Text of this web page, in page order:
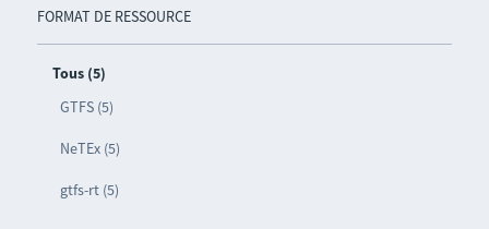
FORMAT DE RESSOURCE
Tous (5)
GTFS (5)
NeTEx (5)
gtfs-rt (5)